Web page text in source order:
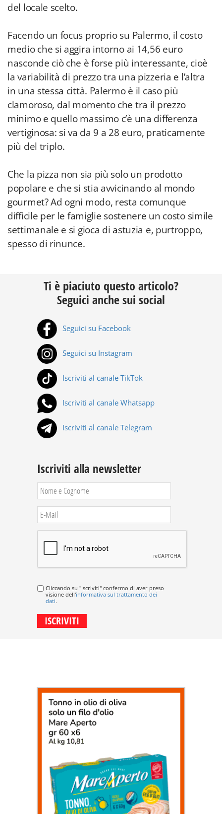
del locale scelto.
Facendo un focus proprio su Palermo, il costo
medio che si aggira intorno ai 14,56 euro
nasconde ciò che è forse più interessante, cioè
la variabilità di prezzo tra una pizzeria e l’altra
in una stessa città. Palermo è il caso più
clamoroso, dal momento che tra il prezzo
minimo e quello massimo c’è una differenza
vertiginosa: si va da 9 a 28 euro, praticamente
più del triplo.
Che la pizza non sia più solo un prodotto
popolare e che si stia avvicinando al mondo
gourmet? Ad ogni modo, resta comunque
difficile per le famiglie sostenere un costo simile
settimanale e si gioca di astuzia e, purtroppo,
spesso di rinunce.
Ti è piaciuto questo articolo?
Seguici anche sui social
Seguici su Facebook
Seguici su Instagram
Iscriviti al canale TikTok
Iscriviti al canale Whatsapp
Iscriviti al canale Telegram
Iscriviti alla newsletter
Cliccando su "Iscriviti" confermo di aver preso
visione dell'informativa sul trattamento dei
dati.